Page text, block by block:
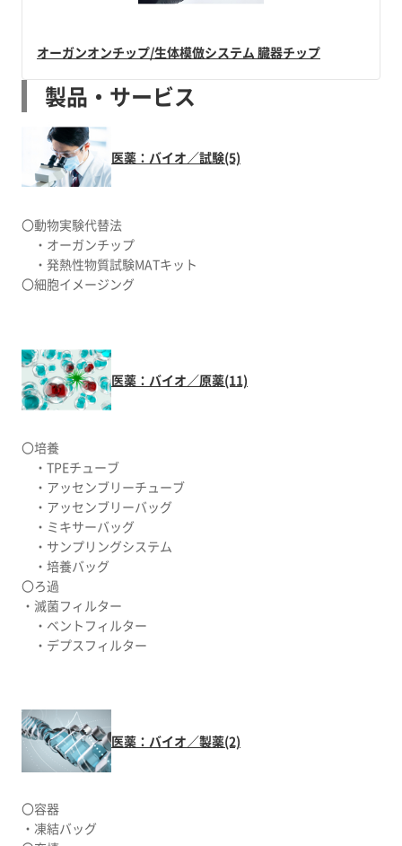
オーガンオンチップ/生体模倣システム 臓器チップ
製品・サービス
医薬：バイオ／試験(5)
〇動物実験代替法
・オーガンチップ
・発熱性物質試験MATキット
〇細胞イメージング
医薬：バイオ／原薬(11)
〇培養
・TPEチューブ
・アッセンブリーチューブ
・アッセンブリーバッグ
・ミキサーバッグ
・サンプリングシステム
・培養バッグ
〇ろ過
・滅菌フィルター
・ベントフィルター
・デプスフィルター
医薬：バイオ／製薬(2)
〇容器
・凍結バッグ